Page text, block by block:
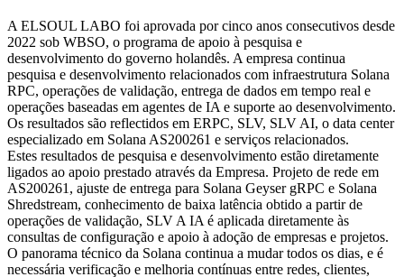
A ELSOUL LABO foi aprovada por cinco anos consecutivos desde
2022 sob WBSO, o programa de apoio à pesquisa e
desenvolvimento do governo holandês. A empresa continua
pesquisa e desenvolvimento relacionados com infraestrutura Solana
RPC, operações de validação, entrega de dados em tempo real e
operações baseadas em agentes de IA e suporte ao desenvolvimento.
Os resultados são reflectidos em ERPC, SLV, SLV AI, o data center
especializado em Solana AS200261 e serviços relacionados.
Estes resultados de pesquisa e desenvolvimento estão diretamente
ligados ao apoio prestado através da Empresa. Projeto de rede em
AS200261, ajuste de entrega para Solana Geyser gRPC e Solana
Shredstream, conhecimento de baixa latência obtido a partir de
operações de validação, SLV A IA é aplicada diretamente às
consultas de configuração e apoio à adoção de empresas e projetos.
O panorama técnico da Solana continua a mudar todos os dias, e é
necessária verificação e melhoria contínuas entre redes, clientes,